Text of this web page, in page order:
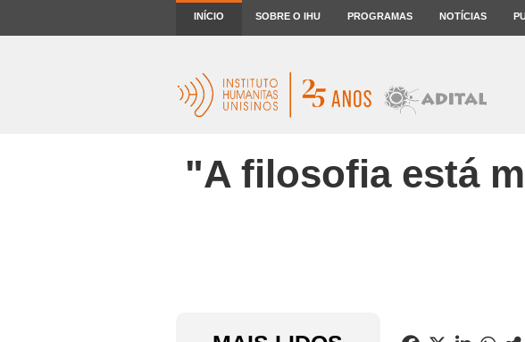
INÍCIO SOBRE O IHU PROGRAMAS NOTÍCIAS
"A filosofia está